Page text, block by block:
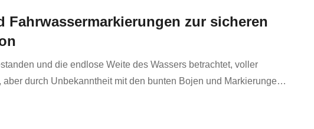
Fahrwassermarkierungen zur sicheren
und die endlose Weite des Wassers betrachtet, voller
durch Unbekanntheit mit den bunten Bojen und Markierungen